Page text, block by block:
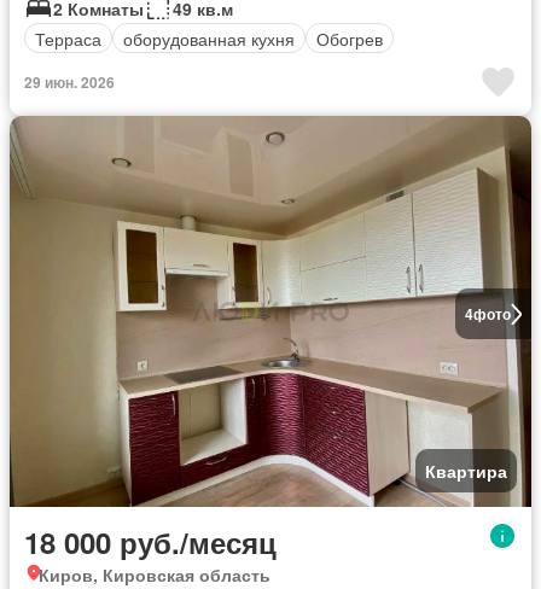
2 Комнаты
49 кв.м
Терраса
оборудованная кухня Обогрев
29 июн. 2026
4фото
Квартира
18 000 руб./месяц
Киров, Кировская область